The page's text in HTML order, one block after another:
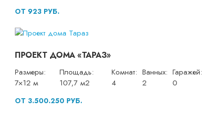
ОТ 923 РУБ.
ПРОЕКТ ДОМА «ТАРАЗ»
Размеры:
7×12 м
Площадь:
107,7 м2
Комнат:
4
Ванных:
2
Гаражей:
0
ОТ 3.500.250 РУБ.